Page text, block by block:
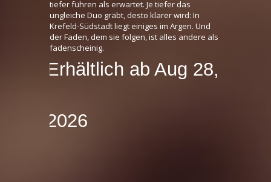
tiefer führen als erwartet. Je tiefer das
ungleiche Duo gräbt, desto klarer wird: In
Krefeld-Südstadt liegt einiges im Argen. Und
der Faden, dem sie folgen, ist alles andere als
fadenscheinig.
Erhältlich ab Aug 28,
2026